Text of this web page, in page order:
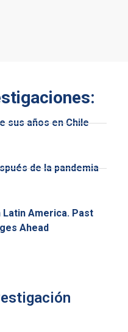
sus años en Chile
de la pandemia
Latin America. Past
Ahead